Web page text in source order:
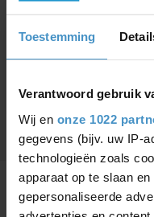
Toestemming
Verantwoord gebruik
Wij en onze 1022
gegevens (bijv. uw IP-
technologieën zoals
apparaat op te slaan
gepersonaliseerde
rookglas, Diamant,
€318,91